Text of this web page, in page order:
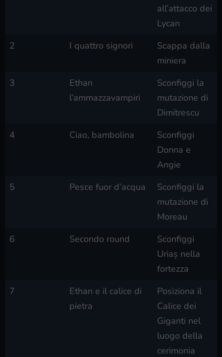
all’attacco dei
Lycan
2
I quattro signori
Scappa dalla
miniera
3
Ethan
l’ammazzavampiri
Sconfiggi la
mutazione di
Dimitrescu
4
Ciao, bambolina
Sconfiggi
Donna e
Angie
5
Pesce fuor d’acqua
Sconfiggi la
mutazione di
Moreau
6
Secondo round
Sconfiggi
Uriaș nella
fortezza
7
Ethan e il calice di
pietra
Posiziona il
Calice dei
Giganti nel
luogo della
cerimonia